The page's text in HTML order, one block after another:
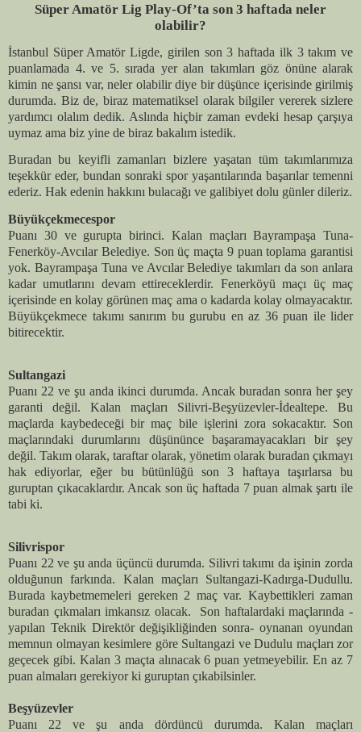
Süper Amatör Lig Play-Of’ta son 3 haftada neler
olabilir?
İstanbul Süper Amatör Ligde, girilen son 3 haftada ilk 3 takım ve
puanlamada 4. ve 5. sırada yer alan takımları göz önüne alarak
kimin ne şansı var, neler olabilir diye bir düşünce içerisinde girilmiş
durumda. Biz de, biraz matematiksel olarak bilgiler vererek sizlere
yardımcı olalım dedik. Aslında hiçbir zaman evdeki hesap çarşıya
uymaz ama biz yine de biraz bakalım istedik.
Buradan bu keyifli zamanları bizlere yaşatan tüm takımlarımıza
teşekkür eder, bundan sonraki spor yaşantılarında başarılar temenni
ederiz. Hak edenin hakkını bulacağı ve galibiyet dolu günler dileriz.
Büyükçekmecespor
Puanı 30 ve gurupta birinci. Kalan maçları Bayrampaşa Tuna-
Fenerköy-Avcılar Belediye. Son üç maçta 9 puan toplama garantisi
yok. Bayrampaşa Tuna ve Avcılar Belediye takımları da son anlara
kadar umutlarını devam ettireceklerdir. Fenerköyü maçı üç maç
içerisinde en kolay görünen maç ama o kadarda kolay olmayacaktır.
Büyükçekmece takımı sanırım bu gurubu en az 36 puan ile lider
bitirecektir.
Sultangazi
Puanı 22 ve şu anda ikinci durumda. Ancak buradan sonra her şey
garanti değil. Kalan maçları Silivri-Beşyüzevler-İdealtepe. Bu
maçlarda kaybedeceği bir maç bile işlerini zora sokacaktır. Son
maçlarındaki durumlarını düşününce başaramayacakları bir şey
değil. Takım olarak, taraftar olarak, yönetim olarak buradan çıkmayı
hak ediyorlar, eğer bu bütünlüğü son 3 haftaya taşırlarsa bu
guruptan çıkacaklardır. Ancak son üç haftada 7 puan almak şartı ile
tabi ki.
Silivrispor
Puanı 22 ve şu anda üçüncü durumda. Silivri takımı da işinin zorda
olduğunun farkında. Kalan maçları Sultangazi-Kadırga-Dudullu.
Burada kaybetmemeleri gereken 2 maç var. Kaybettikleri zaman
buradan çıkmaları imkansız olacak.
Son haftalardaki maçlarında -
yapılan Teknik Direktör değişikliğinden sonra- oynanan oyundan
memnun olmayan kesimlere göre Sultangazi ve Dudulu maçları zor
geçecek gibi. Kalan 3 maçta alınacak 6 puan yetmeyebilir. En az 7
puan almaları gerekiyor ki guruptan çıkabilsinler.
Beşyüzevler
Puanı 22 ve şu anda dördüncü durumda. Kalan maçları